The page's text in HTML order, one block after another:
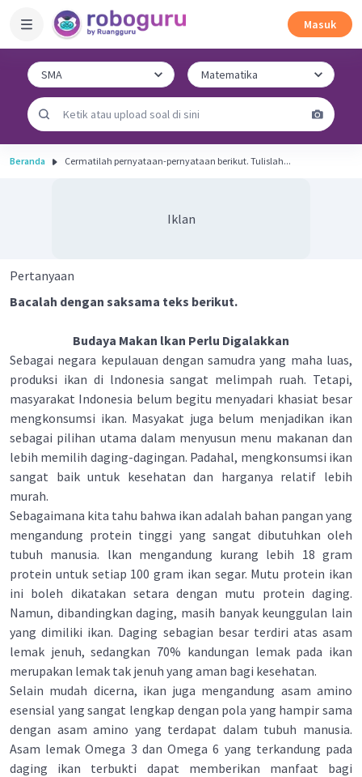
Masuk
Beranda Cermatilah pernyataan-pernyataan berikut. Tulislah...
Iklan
Pertanyaan
Bacalah dengan saksama teks berikut.
Budaya Makan lkan Perlu Digalakkan
Sebagai negara kepulauan dengan samudra yang maha luas,
produksi ikan di lndonesia sangat melimpah ruah. Tetapi,
masyarakat Indonesia belum begitu menyadari khasiat besar
mengkonsumsi ikan. Masyakat juga belum menjadikan ikan
sebagai pilihan utama dalam menyusun menu makanan dan
lebih memilih daging-dagingan. Padahal, mengkonsumsi ikan
sangat baik untuk kesehatan dan harganya relatif lebih
murah.
Sebagaimana kita tahu bahwa ikan adalah bahan pangan yang
mengandung protein tinggi yang sangat dibutuhkan oleh
tubuh manusia. lkan mengandung kurang lebih 18 gram
protein untuk setiap 100 gram ikan segar. Mutu protein ikan
ini boleh dikatakan setara dengan mutu protein daging.
Namun, dibandingkan daging, masih banyak keunggulan lain
yang dimiliki ikan. Daging sebagian besar terdiri atas asam
lemak jenuh, sedangkan 70% kandungan lemak pada ikan
merupakan lemak tak jenuh yang aman bagi kesehatan.
Selain mudah dicerna, ikan juga mengandung asam amino
esensial yang sangat lengkap dengan pola yang hampir sama
dengan asam amino yang terdapat dalam tubuh manusia.
Asam lemak Omega 3 dan Omega 6 yang terkandung pada
daging ikan terbukti dapat memberikan manfaat bagi